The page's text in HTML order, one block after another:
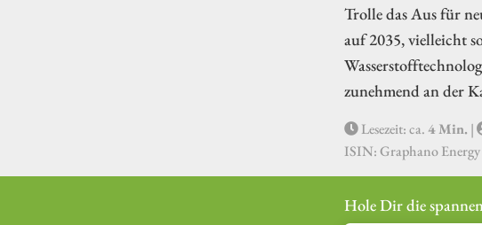
Trolle das Aus für
auf 2035, vielleicht
zunehmend an der
Lesezeit: ca.4 Min. |
ISIN: Graphano
Hole Dir die